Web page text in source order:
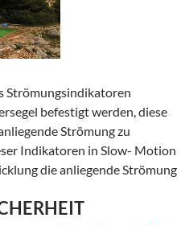
Strömungsindikatoren
befestigt werden, diese
Strömung zu
Indikatoren in Slow- Motion
die anliegende Strömung